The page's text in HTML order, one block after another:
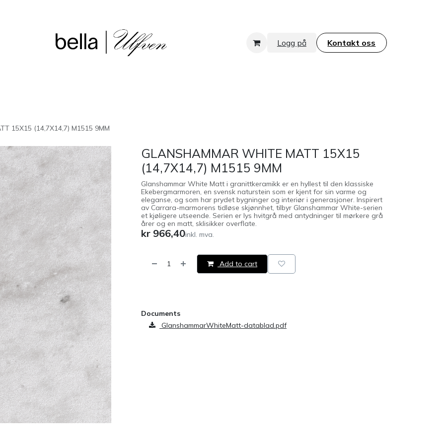
Logg på Kontakt oss​​​​​​​
15X15 (14,7X14,7) M1515 9MM
GLANSHAMMAR WHITE MATT 15X15
(14,7X14,7) M1515 9MM
Glanshammar White Matt i granittkeramikk er en hyllest til den klassiske
Ekebergmarmoren, en svensk naturstein som er kjent for sin varme og
eleganse, og som har prydet bygninger og interiør i generasjoner. Inspirert
av Carrara-marmorens tidløse skjønnhet, tilbyr Glanshammar White-serien
et kjøligere utseende. Serien er lys hvitgrå med antydninger til mørkere grå
årer og en matt, sklisikker overflate.
kr 966,40inkl. mva.
Add to cart
Documents
GlanshammarWhiteMatt-datablad.pdf